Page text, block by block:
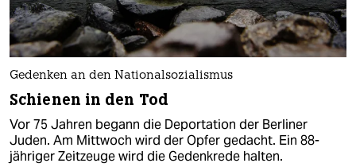
Gedenken an den Nationalsozialismus
Schienen in den Tod
Vor 75 Jahren begann die Deportation der Berliner
Juden. Am Mittwoch wird der Opfer gedacht. Ein 88-
jähriger Zeitzeuge wird die Gedenkrede halten.